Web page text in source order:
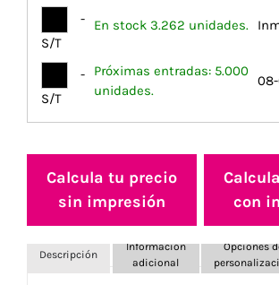
-
S/T
En stock 3.262 unidades.
-
S/T
Próximas entradas: 5.000
unidades.
Calcula tu precio
sin impresión
con
Descripción
Información
adicional
Opciones